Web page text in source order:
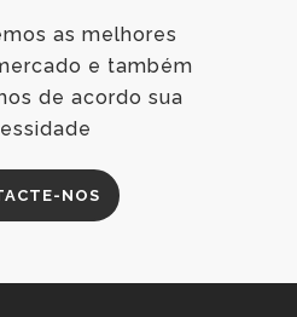
as melhores
e também
de acordo sua
NOS